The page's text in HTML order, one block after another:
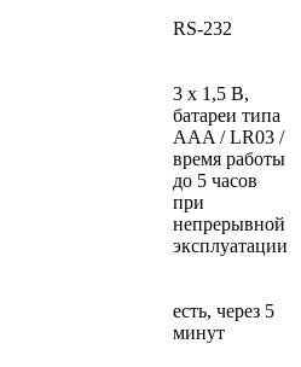
RS-232
3 x 1,5 В,
батареи типа
AAA / LR03 /
время работы
до 5 часов
при
непрерывной
эксплуатации
есть, через 5
минут